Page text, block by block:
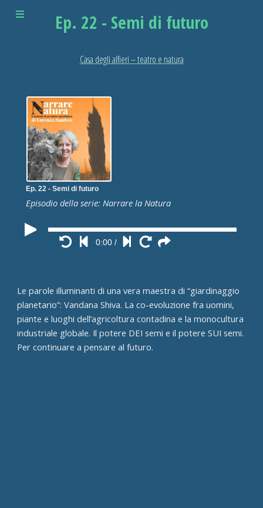
Ep. 22 - Semi di futuro
Casa degli alfieri – teatro e natura
Ep. 22 - Semi di futuro
Episodio della serie: Narrare la Natura
0:00 /
Le parole illuminanti di una vera maestra di “giardinaggio
planetario”: Vandana Shiva. La co-evoluzione fra uomini,
piante e luoghi dell’agricoltura contadina e la monocultura
industriale globale. Il potere DEI semi e il potere SUI semi.
Per continuare a pensare al futuro.